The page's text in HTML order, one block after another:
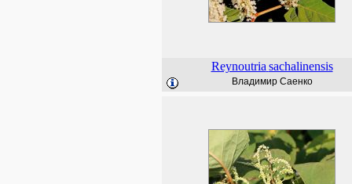
Reynoutria sachalinensis
Владимир Саенко